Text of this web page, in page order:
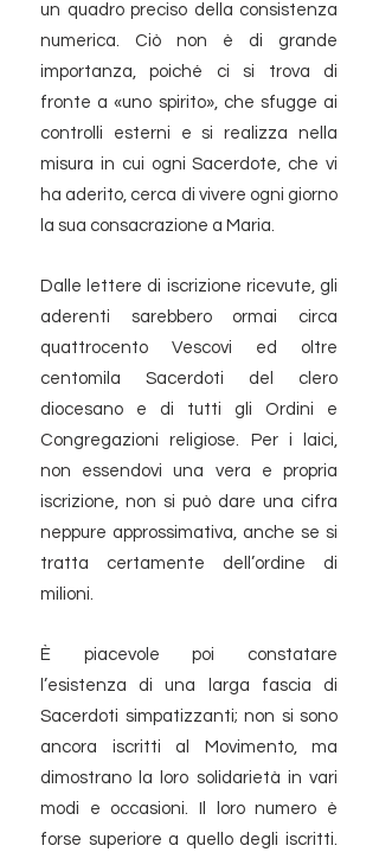
un quadro preciso della consistenza
numerica. Ciò non è di grande
importanza, poiché ci si trova di
fronte a «uno spirito», che sfugge ai
controlli esterni e si realizza nella
misura in cui ogni Sacerdote, che vi
ha aderito, cerca di vivere ogni giorno
la sua consacrazione a Maria.
Dalle lettere di iscrizione ricevute, gli
aderenti sarebbero ormai circa
quattrocento Vescovi ed oltre
centomila Sacerdoti del clero
diocesano e di tutti gli Ordini e
Congregazioni religiose. Per i laici,
non essendovi una vera e propria
iscrizione, non si può dare una cifra
neppure approssimativa, anche se si
tratta certamente dell’ordine di
milioni.
È piacevole poi constatare
l’esistenza di una larga fascia di
Sacerdoti simpatizzanti; non si sono
ancora iscritti al Movimento, ma
dimostrano la loro solidarietà in vari
modi e occasioni. Il loro numero è
forse superiore a quello degli iscritti.